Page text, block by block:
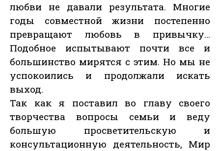
любви не давали результата. Многие
годы совместной жизни постепенно
превращают любовь в привычку…
Подобное испытывают почти все и
большинство мирятся с этим. Но мы не
успокоились и продолжали искать
выход.
Так как я поставил во главу своего
творчества вопросы семьи и веду
большую просветительскую и
консультационную деятельность, Мир